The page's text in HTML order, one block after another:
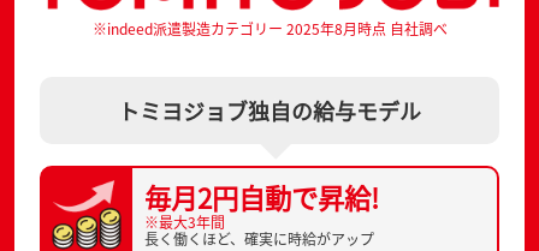
※indeed派遣製造カテゴリー 2025年8月時点 自社調べ
トミヨジョブ独自の給与モデル
毎月2円自動で昇給!
※最大3年間
長く働くほど、 確実に時給がアップ